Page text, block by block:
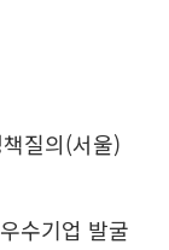
질의(서울)
수기업 발굴